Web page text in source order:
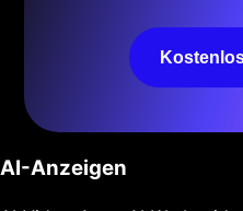
AI-Anzeigen